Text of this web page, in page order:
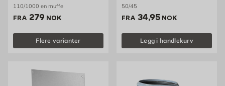
110/1000 en muffe
FRA Pris 279 NOK /stk
279 NOK
Flere varianter
50/45
FRA Pris 34.95 NOK /stk
34,95 NOK
Legg i handlekurv